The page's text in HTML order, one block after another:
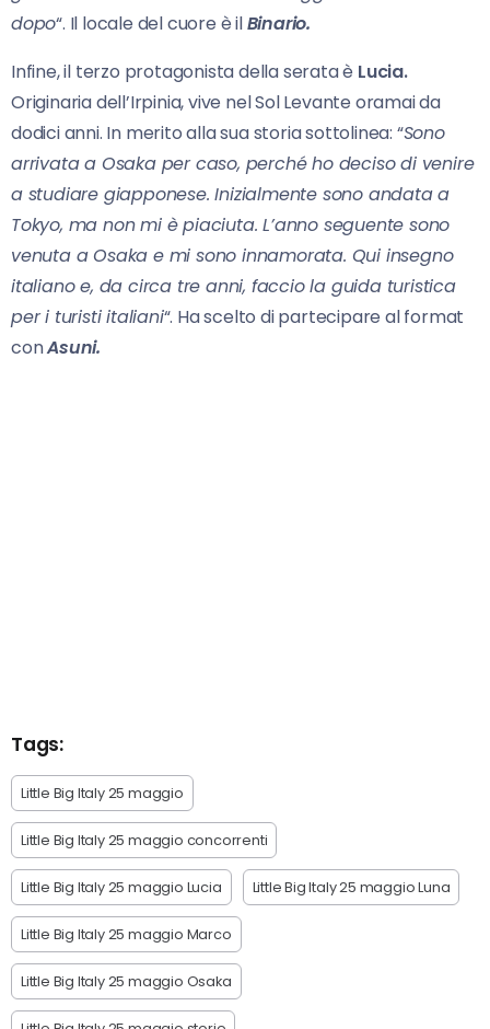
dopo“. Il locale del cuore è ilBinario.
Infine, il terzo protagonista della serata è Lucia.
Originaria dell’Irpinia, vive nel Sol Levante oramai da
dodici anni. In merito alla sua storia sottolinea: “Sono
arrivata a Osaka per caso, perché ho deciso di venire
a studiare giapponese. Inizialmente sono andata a
Tokyo, ma non mi è piaciuta. L’anno seguente sono
venuta a Osaka e mi sono innamorata. Qui insegno
italiano e, da circa tre anni, faccio la guida turistica
per i turisti italiani“. Ha scelto di partecipare al format
conAsuni.
Tags:
Little Big Italy 25 maggio
Little Big Italy 25 maggio concorrenti
Little Big Italy 25 maggio Lucia Little Big Italy 25 maggio Luna
Little Big Italy 25 maggio Marco
Little Big Italy 25 maggio Osaka